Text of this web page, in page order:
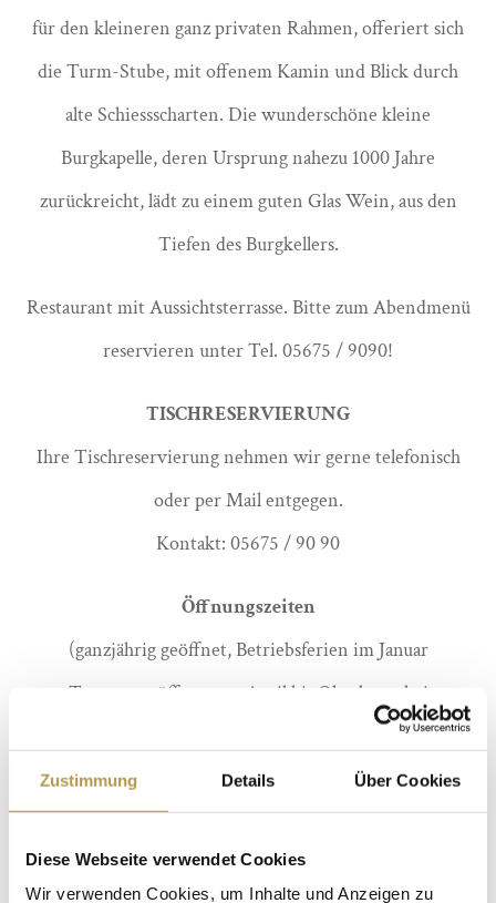
Zustimmung Details Über Cookies
Diese Webseite verwendet Cookies
Wir verwenden Cookies, um Inhalte und Anzeigen zu
für den kleineren ganz privaten Rahmen, offeriert sich
die Turm-Stube, mit offenem Kamin und Blick durch
alte Schiessscharten. Die wunderschöne kleine
Burgkapelle, deren Ursprung nahezu 1000 Jahre
zurückreicht, lädt zu einem guten Glas Wein, aus den
Tiefen des Burgkellers.
Restaurant mit Aussichtsterrasse. Bitte zum Abendmenü
reservieren unter Tel. 05675 / 9090!
TISCHRESERVIERUNG
Ihre Tischreservierung nehmen wir gerne telefonisch
oder per Mail entgegen.
Kontakt: 05675 / 90 90
Öffnungszeiten
(ganzjährig geöffnet, Betriebsferien im Januar
Terrasse geöffnet von April bis Oktober – bei
Abendessen 18:00 – 21:00 Uhr